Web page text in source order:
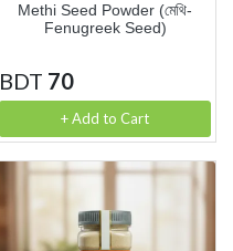
Methi Seed Powder (মেথি-
Fenugreek Seed)
BDT 70
+ Add to Cart